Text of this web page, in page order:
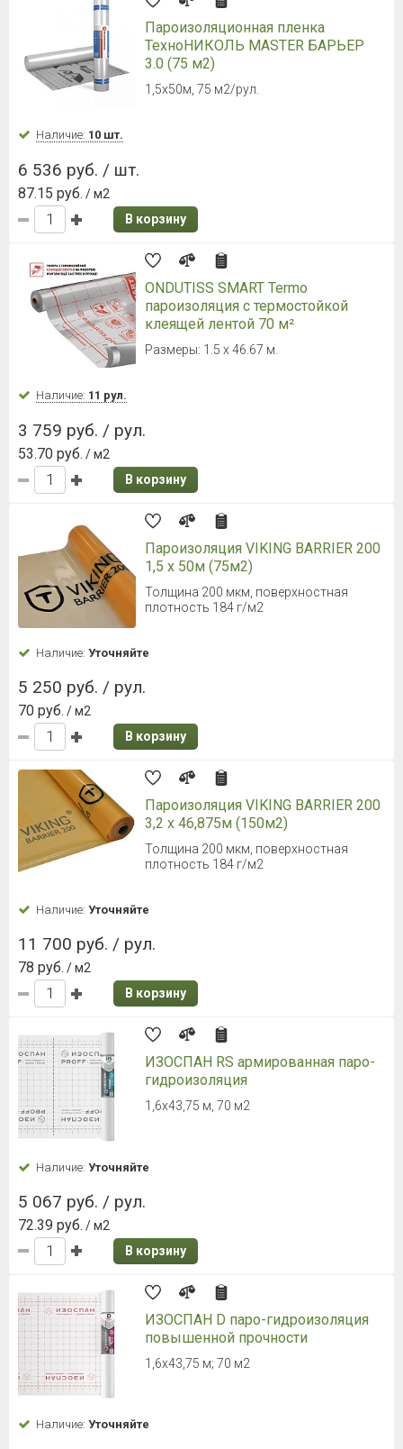
Пароизоляционная пленка
ТехноНИКОЛЬ MASTER БАРЬЕР
3.0 (75 м2)
1,5х50м, 75 м2/рул.
Наличие: 10 шт.
6 536 руб. / шт.
87.15 руб. / м2
В корзину
ONDUTISS SMART Termo
пароизоляция с термостойкой
клеящей лентой 70 м²
Размеры: 1.5 х 46.67 м.
Наличие: 11 рул.
3 759 руб. / рул.
53.70 руб. / м2
В корзину
Пароизоляция VIKING BARRIER 200
1,5 х 50м (75м2)
Толщина 200 мкм, поверхностная
плотность 184 г/м2
Наличие: Уточняйте
5 250 руб. / рул.
70 руб. / м2
В корзину
Пароизоляция VIKING BARRIER 200
3,2 х 46,875м (150м2)
Толщина 200 мкм, поверхностная
плотность 184 г/м2
Наличие: Уточняйте
11 700 руб. / рул.
78 руб. / м2
В корзину
ИЗОСПАН RS армированная паро-
гидроизоляция
1,6х43,75 м, 70 м2
Наличие: Уточняйте
5 067 руб. / рул.
72.39 руб. / м2
В корзину
ИЗОСПАН D паро-гидроизоляция
повышенной прочности
1,6х43,75 м; 70 м2
Наличие: Уточняйте